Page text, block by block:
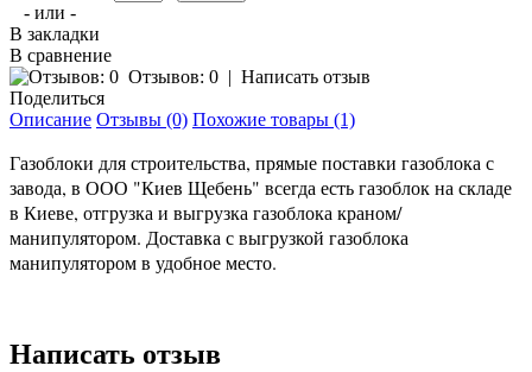
- или -
В закладки
В сравнение
Отзывов: 0 | Написать отзыв
Поделиться
Описание Отзывы (0) Похожие товары (1)
Газоблоки для строительства, прямые поставки газоблока с
завода, в ООО "Киев Щебень" всегда есть газоблок на складе
в Киеве, отгрузка и выгрузка газоблока краном/
манипулятором. Доставка с выгрузкой газоблока
манипулятором в удобное место.
Написать отзыв